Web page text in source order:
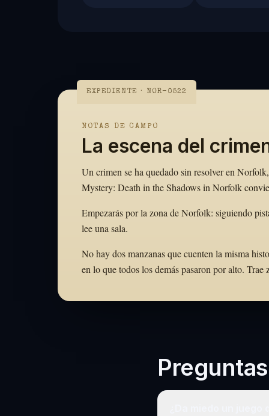
EXPEDIENTE · NOR-0522
NOTAS DE CAMPO
La escena del
Un crimen se ha quedado sin resolver en
Mystery: Death in the Shadows in Norfolk
Empezarás por la zona de Norfolk: siguiendo
lee una sala.
No hay dos manzanas que cuenten la misma
en lo que todos los demás pasaron por alto.